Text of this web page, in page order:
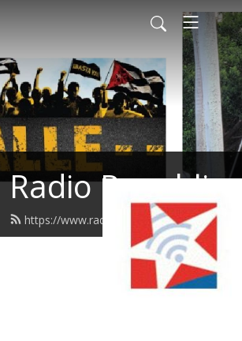
Radio Republica
https://www.radiorepublica.us/feed.xml